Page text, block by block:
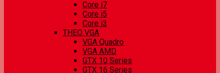
Core i7
Core i5
Core i3
THEO VGA
VGA Quadro
VGA AMD
GTX 10 Series
GTX 16 Series